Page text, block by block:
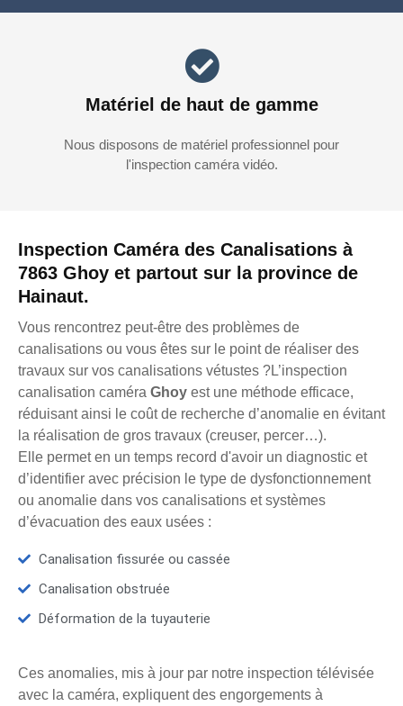
Inspection Caméra des Canalisations à
7863 Ghoy et partout sur la province de
Hainaut.
Vous rencontrez peut-être des problèmes de
canalisations ou vous êtes sur le point de réaliser des
travaux sur vos canalisations vétustes ?L’inspection
canalisation caméra Ghoy est une méthode efficace,
réduisant ainsi le coût de recherche d’anomalie en évitant
la réalisation de gros travaux (creuser, percer…).
Elle permet en un temps record d'avoir un diagnostic et
d’identifier avec précision le type de dysfonctionnement
ou anomalie dans vos canalisations et systèmes
d’évacuation des eaux usées :
Canalisation fissurée ou cassée
Canalisation obstruée
Déformation de la tuyauterie
Ces anomalies, mis à jour par notre inspection télévisée
avec la caméra, expliquent des engorgements à
Matériel de haut de gamme
Nous disposons de matériel professionnel pour
l'inspection caméra vidéo.